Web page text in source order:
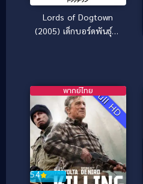
Lords of Dogtown
(2005) เด็กบอร์ดพันธุ์ซ่า
Full HD
5.4
พากย์ไทย